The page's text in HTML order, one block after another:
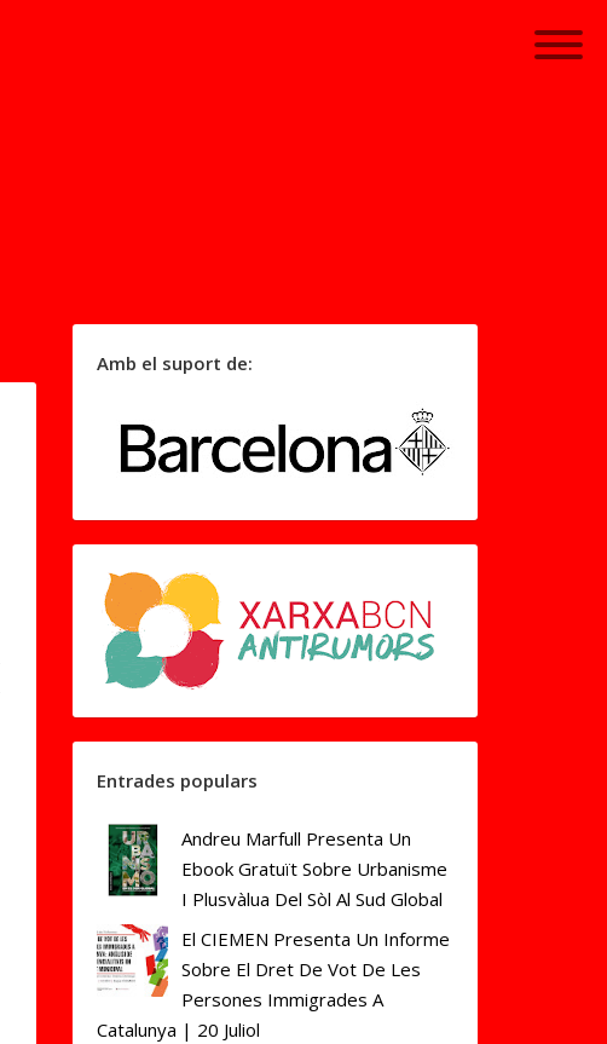
Amb el suport de:
Entrades populars
Andreu Marfull Presenta Un
Ebook Gratuït Sobre Urbanisme
I Plusvàlua Del Sòl Al Sud Global
El CIEMEN Presenta Un Informe
Sobre El Dret De Vot De Les
Persones Immigrades A
Catalunya | 20 Juliol